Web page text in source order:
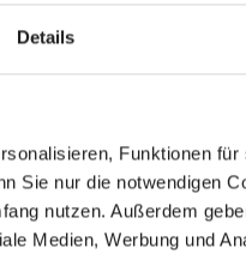
Details
Funktionen
Sie nur die notwendigen
nutzen. Außerdem
Medien, Werbung und